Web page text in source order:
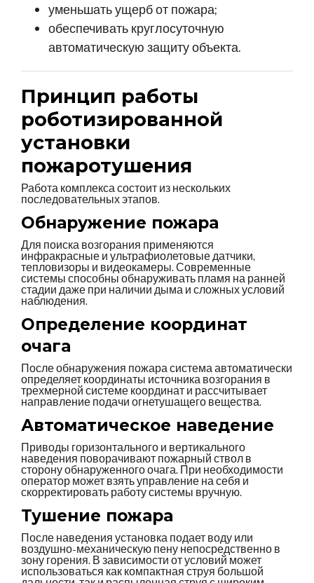
уменьшать ущерб от пожара;
обеспечивать круглосуточную
автоматическую защиту объекта.
Принцип работы
роботизированной
установки
пожаротушения
Работа комплекса состоит из нескольких
последовательных этапов.
Обнаружение пожара
Для поиска возгорания применяются
инфракрасные и ультрафиолетовые датчики,
тепловизоры и видеокамеры. Современные
системы способны обнаруживать пламя на ранней
стадии даже при наличии дыма и сложных условий
наблюдения.
Определение координат
очага
После обнаружения пожара система автоматически
определяет координаты источника возгорания в
трехмерной системе координат и рассчитывает
направление подачи огнетушащего вещества.
Автоматическое наведение
Приводы горизонтального и вертикального
наведения поворачивают пожарный ствол в
сторону обнаруженного очага. При необходимости
оператор может взять управление на себя и
скорректировать работу системы вручную.
Тушение пожара
После наведения установка подает воду или
воздушно-механическую пену непосредственно в
зону горения. В зависимости от условий может
использоваться как компактная струя большой